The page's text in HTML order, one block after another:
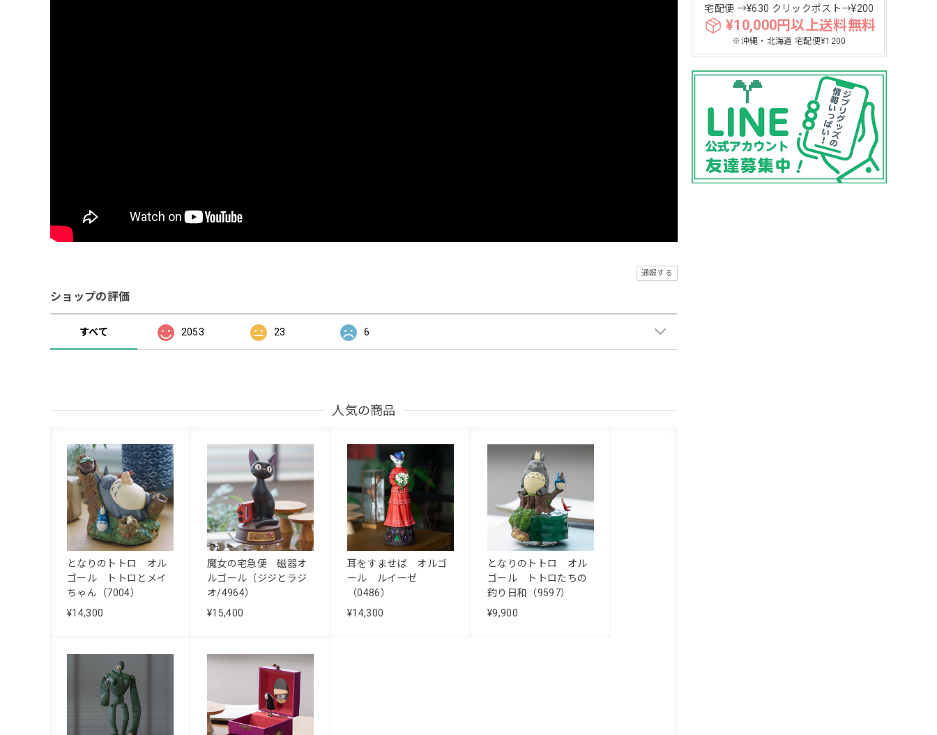
宅配便 →¥630 クリックポスト→¥200
¥10,000円以上送料無料
※沖縄・北海道 宅配便¥1200
通報する
ショップの評価
すべて 2053 23 6
人気の商品
となりのトトロ オル
ゴール トトロとメイ
ちゃん（7004）
¥14,300
魔女の宅急便 磁器オ
ルゴール（ジジとラジ
オ/4964）
¥15,400
耳をすませば オルゴ
ール ルイーゼ
（0486）
¥14,300
となりのトトロ オル
ゴール トトロたちの
釣り日和（9597）
¥9,900